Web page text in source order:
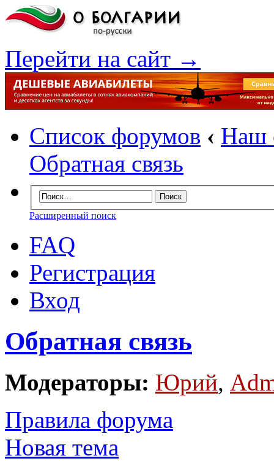
Перейти на сайт →
Список форумов ‹ Наш
Обратная связь
Расширенный поиск
FAQ
Регистрация
Вход
Обратная связь
Модераторы: Юрий,
Правила форума
Новая тема